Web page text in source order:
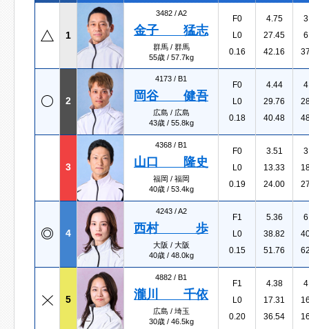
1
3482 /A2
金子 猛志
群馬 / 群馬
55歳 / 57.7kg
F0
L0
0.16
4.75
27.45
42.16
2
4173 / B1
岡谷 健吾
広島 / 広島
43歳 / 55.8kg
F0
L0
0.18
4.44
29.76
40.48
3
4368 / B1
山口 隆史
福岡 / 福岡
40歳 / 53.4kg
F0
L0
0.19
3.51
13.33
24.00
4
4243 /A2
西村 歩
大阪 / 大阪
40歳 / 48.0kg
F1
L0
0.15
5.36
38.82
51.76
5
4882 / B1
瀧川 千依
広島 / 埼玉
30歳 / 46.5kg
F1
L0
0.20
4.38
17.31
36.54